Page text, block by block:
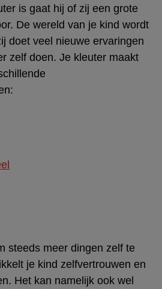
is gaat hij of zij een grote
De wereld van je kind wordt
doet veel nieuwe ervaringen
zelf doen. Je kleuter maakt
steeds meer dingen zelf te
je kind zelfvertrouwen en
Het kan namelijk ook wel